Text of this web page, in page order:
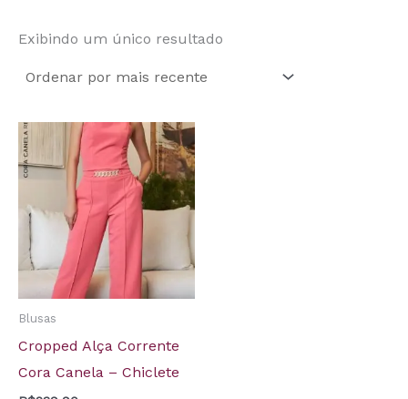
Exibindo um único resultado
Blusas
Cropped Alça Corrente
Cora Canela – Chiclete